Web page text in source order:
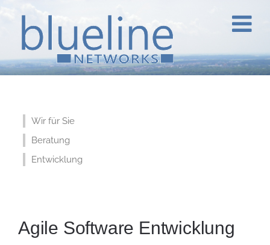
Wir für Sie
Beratung
Entwicklung
Agile Software Entwicklung